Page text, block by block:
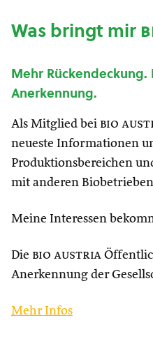
Was bringt mir
Mehr
Anerkennung.
Als Mitglied bei bio
neueste Informationen
Produktionsbereichen
mit anderen
Meine Interessen
Die bio austria
Anerkennung der
Mehr Infos